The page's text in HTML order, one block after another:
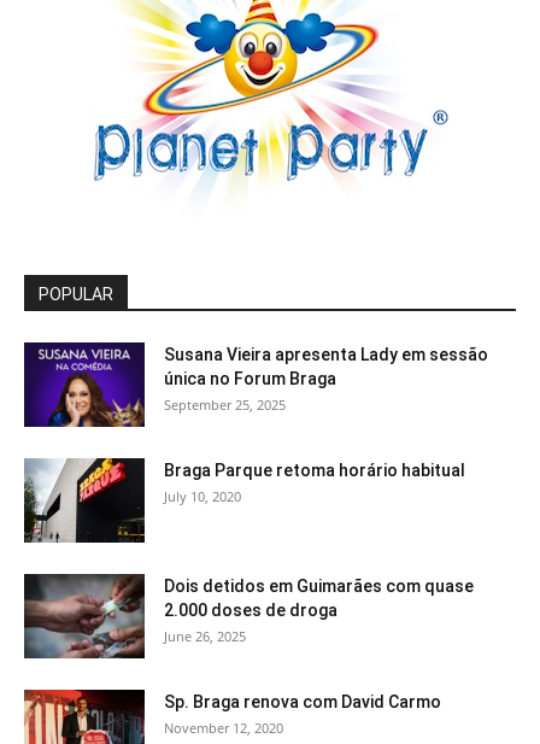
POPULAR
Susana Vieira apresenta Lady em sessão
única no Forum Braga
September 25, 2025
Braga Parque retoma horário habitual
July 10, 2020
Dois detidos em Guimarães com quase
2.000 doses de droga
June 26, 2025
Sp. Braga renova com David Carmo
November 12, 2020